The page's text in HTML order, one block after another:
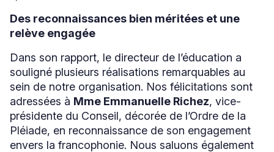
Des reconnaissances bien méritées et une
relève engagée
Dans son rapport, le directeur de l’éducation a
souligné plusieurs réalisations remarquables au
sein de notre organisation. Nos félicitations sont
adressées à Mme Emmanuelle Richez, vice-
présidente du Conseil, décorée de l’Ordre de la
Pléiade, en reconnaissance de son engagement
envers la francophonie. Nous saluons également